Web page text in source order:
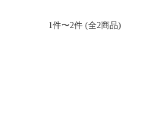
1件〜2件 (全2商品)